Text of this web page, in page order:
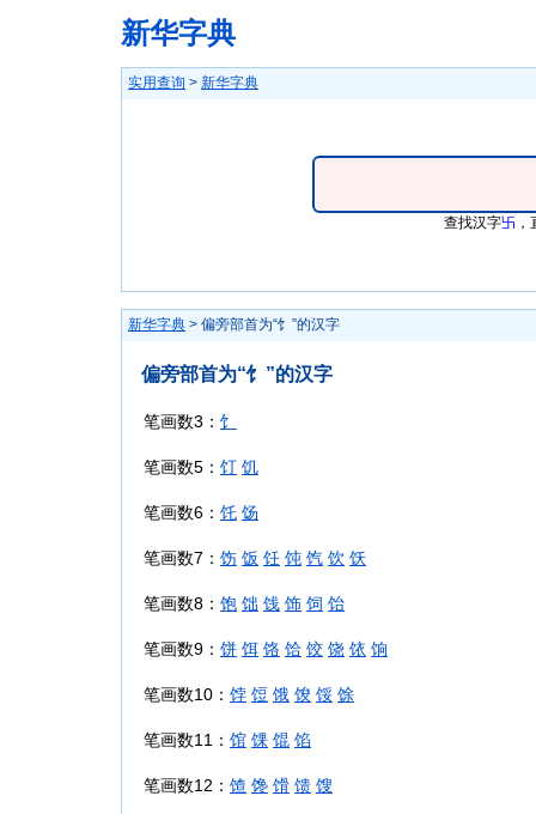
新华字典
实用查询 > 新华字典
查找汉字卐
新华字典 > 偏旁部首为“饣”的汉字
偏旁部首为“饣”的汉字
笔画数3： 饣
笔画数5： 饤 饥
笔画数6： 饦 饧
笔画数7： 饬 饭 饪 饨 饩 饮 饫
笔画数8： 饱 饳 饯 饰 饲 饴
笔画数9： 饼 饵 饹 饸 饺 饶 饻 饷
笔画数10： 饽 饾 饿 馂 馁 馀
笔画数11： 馆 馃 馄 馅
笔画数12： 馇 馋 馉 馈 馊